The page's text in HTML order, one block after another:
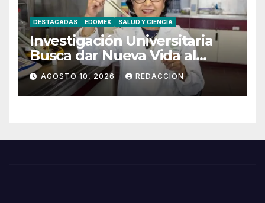
DESTACADAS EDOMEX SALUD Y CIENCIA
Investigación Universitaria
Busca dar Nueva Vida al
Aceite Usado
AGOSTO 10, 2026 REDACCION